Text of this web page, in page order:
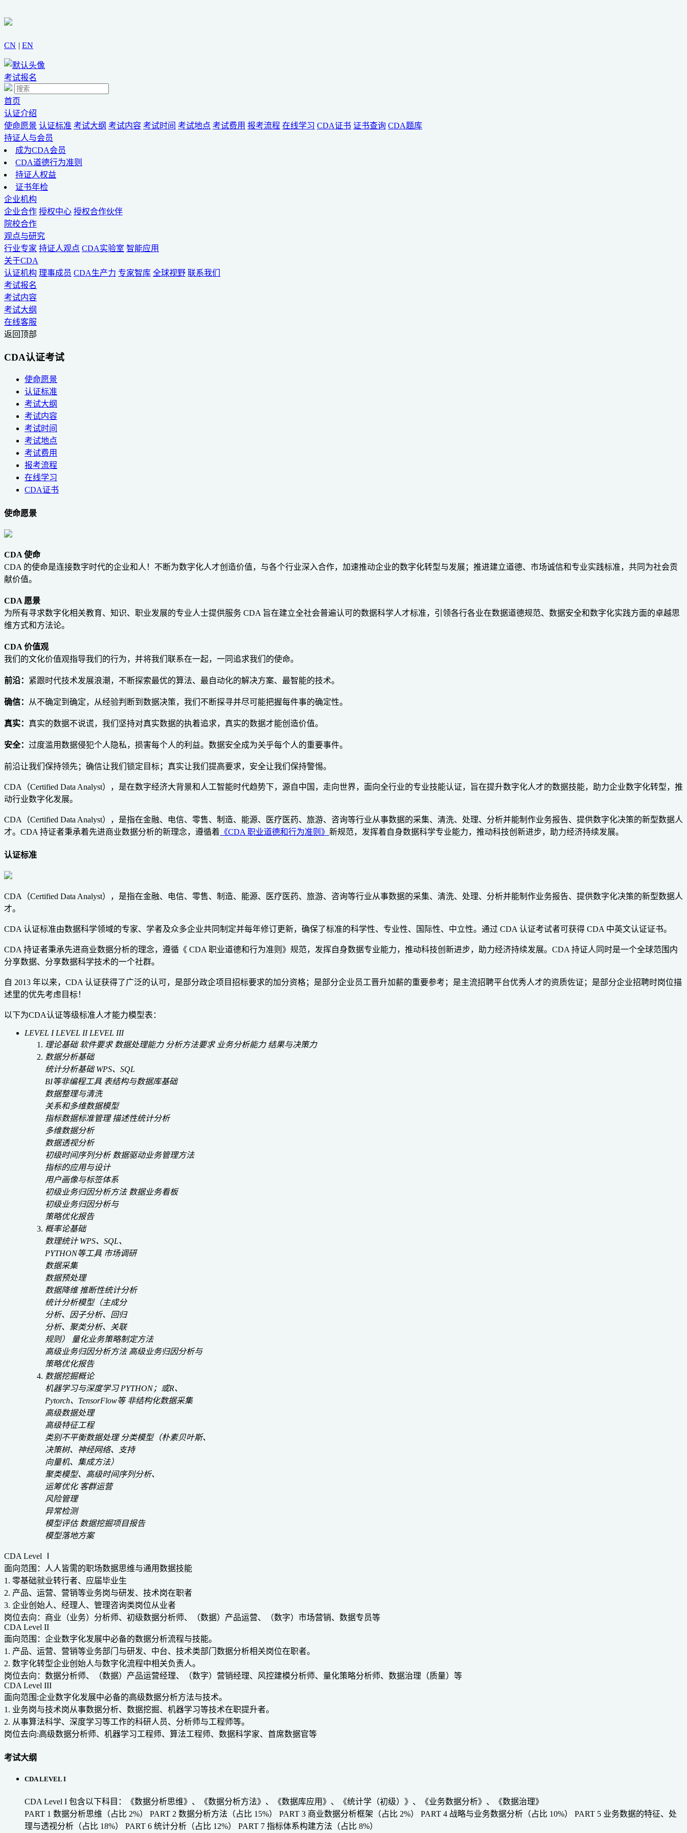
CN | EN
考试报名
首页
认证介绍
使命愿景 认证标准 考试大纲 考试内容 考试时间 考试地点 考试费用 报考流程 在线学习 CDA证书 证书查询 CDA题库
持证人与会员
成为CDA会员
CDA道德行为准则
持证人权益
证书年检
企业机构
企业合作 授权中心 授权合作伙伴
院校合作
观点与研究
行业专家 持证人观点 CDA实验室 智能应用
关于CDA
认证机构 理事成员 CDA生产力 专家智库 全球视野 联系我们
考试报名
考试内容
考试大纲
在线客服
返回顶部
CDA认证考试
使命愿景
认证标准
考试大纲
考试内容
考试时间
考试地点
考试费用
报考流程
在线学习
CDA证书
使命愿景
CDA 使命
CDA 的使命是连接数字时代的企业和人！不断为数字化人才创造价值，与各个行业深入合作，加速推动企业的数字化转型与发展；推进建立道德、市场诚信和专业实践标准，共同为社会贡
献价值。
CDA 愿景
为所有寻求数字化相关教育、知识、职业发展的专业人士提供服务 CDA 旨在建立全社会普遍认可的数据科学人才标准，引领各行各业在数据道德规范、数据安全和数字化实践方面的卓越思
维方式和方法论。
CDA 价值观
我们的文化价值观指导我们的行为，并将我们联系在一起，一同追求我们的使命。
前沿： 紧跟时代技术发展浪潮，不断探索最优的算法、最自动化的解决方案、最智能的技术。
确信： 从不确定到确定，从经验判断到数据决策，我们不断探寻并尽可能把握每件事的确定性。
真实： 真实的数据不说谎，我们坚持对真实数据的执着追求，真实的数据才能创造价值。
安全： 过度滥用数据侵犯个人隐私，损害每个人的利益。数据安全成为关乎每个人的重要事件。
前沿让我们保持领先；确信让我们锁定目标；真实让我们提高要求，安全让我们保持警惕。
CDA（Certified Data Analyst），是在数字经济大背景和人工智能时代趋势下，源自中国，走向世界，面向全行业的专业技能认证，旨在提升数字化人才的数据技能，助力企业数字化转型，推
动行业数字化发展。
CDA（Certified Data Analyst），是指在金融、电信、零售、制造、能源、医疗医药、旅游、咨询等行业从事数据的采集、清洗、处理、分析并能制作业务报告、提供数字化决策的新型数据人
才。CDA 持证者秉承着先进商业数据分析的新理念，遵循着 《CDA 职业道德和行为准则》 新规范，发挥着自身数据科学专业能力，推动科技创新进步，助力经济持续发展。
认证标准
CDA（Certified Data Analyst），是指在金融、电信、零售、制造、能源、医疗医药、旅游、咨询等行业从事数据的采集、清洗、处理、分析并能制作业务报告、提供数字化决策的新型数据人
才。
CDA 认证标准由数据科学领域的专家、学者及众多企业共同制定并每年修订更新，确保了标准的科学性、专业性、国际性、中立性。通过 CDA 认证考试者可获得 CDA 中英文认证证书。
CDA 持证者秉承先进商业数据分析的理念，遵循《 CDA 职业道德和行为准则》规范，发挥自身数据专业能力，推动科技创新进步，助力经济持续发展。CDA 持证人同时是一个全球范围内
分享数据、分享数据科学技术的一个社群。
自 2013 年以来，CDA 认证获得了广泛的认可，是部分政企项目招标要求的加分资格；是部分企业员工晋升加薪的重要参考；是主流招聘平台优秀人才的资质佐证；是部分企业招聘时岗位描
述里的优先考虑目标！
以下为CDA认证等级标准人才能力模型表：
LEVEL I LEVEL II LEVEL III
理论基础 软件要求 数据处理能力 分析方法要求 业务分析能力 结果与决策力
数据分析基础
统计分析基础WPS、SQL
BI等非编程工具 表结构与数据库基础
数据整理与清洗
关系和多维数据模型
指标数据标准管理 描述性统计分析
多维数据分析
数据透视分析
初级时间序列分析 数据驱动业务管理方法
指标的应用与设计
用户画像与标签体系
初级业务归因分析方法 数据业务看板
初级业务归因分析与
策略优化报告
概率论基础
数理统计WPS、SQL、
PYTHON等工具 市场调研
数据采集
数据预处理
数据降维推断性统计分析
统计分析模型（主成分
分析、因子分析、回归
分析、聚类分析、关联
规则）
量化业务策略制定方法
高级业务归因分析方法 高级业务归因分析与
策略优化报告
数据挖掘概论
机器学习与深度学习 PYTHON；或R、
Pytorch、TensorFlow等非结构化数据采集
高级数据处理
高级特征工程
类别不平衡数据处理 分类模型（朴素贝叶斯、
决策树、神经网络、支持
向量机、集成方法）
聚类模型、高级时间序列分析、
运筹优化客群运营
风险管理
异常检测
模型评估 数据挖掘项目报告
模型落地方案
CDA Level Ⅰ
面向范围：人人皆需的职场数据思维与通用数据技能
1. 零基础就业转行者、应届毕业生
2. 产品、运营、营销等业务岗与研发、技术岗在职者
3. 企业创始人、经理人、管理咨询类岗位从业者
岗位去向：商业（业务）分析师、初级数据分析师、（数据）产品运营、（数字）市场营销、数据专员等
CDA Level II
面向范围：企业数字化发展中必备的数据分析流程与技能。
1. 产品、运营、营销等业务部门与研发、中台、技术类部门数据分析相关岗位在职者。
2. 数字化转型企业创始人与数字化流程中相关负责人。
岗位去向：数据分析师、（数据）产品运营经理、（数字）营销经理、风控建模分析师、量化策略分析师、数据治理（质量）等
CDA Level III
面向范围:企业数字化发展中必备的高级数据分析方法与技术。
1. 业务岗与技术岗从事数据分析、数据挖掘、机器学习等技术在职提升者。
2. 从事算法科学、深度学习等工作的科研人员、分析师与工程师等。
岗位去向:高级数据分析师、机器学习工程师、算法工程师、数据科学家、首席数据官等
考试大纲
CDA LEVEL I
CDA Level I 包含以下科目：《数据分析思维》、《数据分析方法》、《数据库应用》、《统计学（初级）》、《业务数据分析》、《数据治理》
PART 1 数据分析思维（占比 2%）
PART 2 数据分析方法（占比 15%） PART 3 商业数据分析框架（占比 2%） PART 4 战略与业务数据分析（占比 10%）
PART 5 业务数据的特征、处
理与透视分析（占比 18%）
PART 6 统计分析（占比 12%） PART 7 指标体系构建方法（占比 8%）